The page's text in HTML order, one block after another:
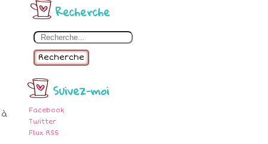
Recherche
Recherche
Suivez-moi
Facebook
Twitter
Flux RSS
à